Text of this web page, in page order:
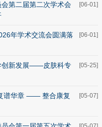
[06-01]
会第二届第二次学术会
[06-01]
年学术交流会圆满落
[05-25]
创新发展——皮肤科专
[05-07]
谱华章 —— 整合康复